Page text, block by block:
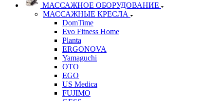
МАССАЖНОЕ ОБОРУДОВАНИЕ
МАССАЖНЫЕ КРЕСЛА
DomTime
Evo Fitness Home
Planta
ERGONOVA
Yamaguchi
OTO
EGO
US Medica
FUJIMO